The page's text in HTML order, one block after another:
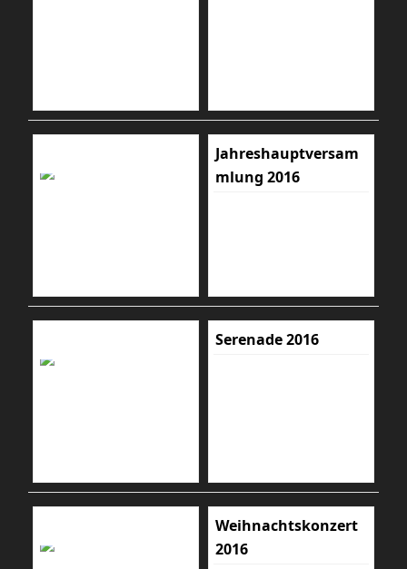
Jahreshauptversam
mlung 2016
Serenade 2016
Weihnachtskonzert
2016